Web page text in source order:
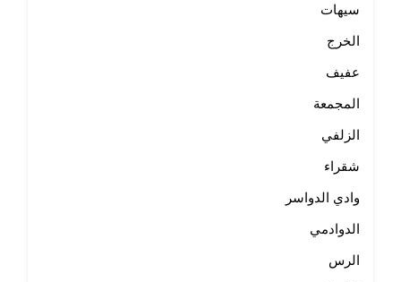
سيهات
الخرج
عفيف
المجمعة
الزلفي
شقراء
وادي الدواسر
الدوادمي
الرس